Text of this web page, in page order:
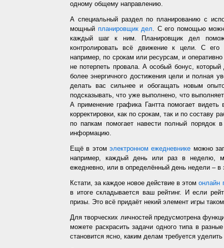
одному общему направлению.
А специальный раздел по планированию с
мощный планировщик дел. С его помощью
каждый шаг к ним. Планировщик дел
контролировать всё движение к цели. С
например, по срокам или ресурсам, и
не потерпеть провала. А особый бонус,
более энергичного достижения цели и полная
делать вас сильнее и обогащать новым
подсказывать, что уже выполнено, что
А применение графика Гантта помогает
корректировки, как по срокам, так и по составу
по папкам помогает навести полный порядок
информацию.
Ещё в этомэлектронном ежедневнике можно
например, каждый день или раз в неделю,
ежедневно, или в определённый день недели – в
Кстати, за каждое новое действие в этомонлайн
в итоге складывается ваш рейтинг. И если
призы. Это всё придаёт некий элемент игры
Для творческих личностей предусмотрена
можете раскрасить задачи одного типа в
становится ясно, каким делам требуется